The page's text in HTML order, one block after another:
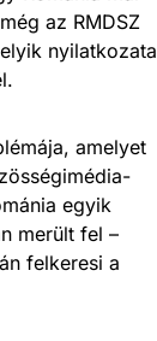
az RMDSZ
nyilatkozata
amelyet
egyik
merült fel –
felkeresi a